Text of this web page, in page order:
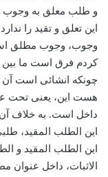
و طلب معلق به
این تعلق و تقید را
وجوب، وجوب مطلق
کردم فرق است ما
چونکه انشائی است
هست این، یعنی تحت
داخل است. به خلاف
این الطلب المقید،
این الطلب المقید و
الاثبات، داخل